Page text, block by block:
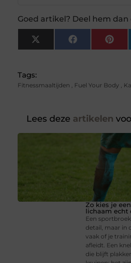
Goed artikel? Deel hem dan
X
(Twitter)
Facebook
Tags:
Fitnessmaaltijden , Fuel Your Body ,
Lees deze artikelen
Zo kies je
lichaam echt
Een
detail, maar in
vaak of je
afleidt. Een
die blijft